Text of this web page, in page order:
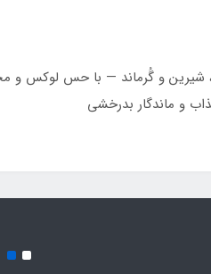
و ماندگار بدرخشی